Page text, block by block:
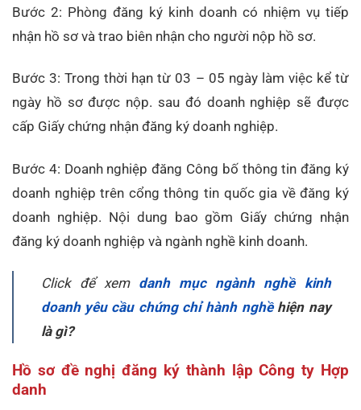
Bước 2: Phòng đăng ký kinh doanh có nhiệm vụ tiếp
nhận hồ sơ và trao biên nhận cho người nộp hồ sơ.
Bước 3: Trong thời hạn từ 03 – 05 ngày làm việc kể từ
ngày hồ sơ được nộp. sau đó doanh nghiệp sẽ được
cấp Giấy chứng nhận đăng ký doanh nghiệp.
Bước 4: Doanh nghiệp đăng Công bố thông tin đăng ký
doanh nghiệp trên cổng thông tin quốc gia về đăng ký
doanh nghiệp. Nội dung bao gồm Giấy chứng nhận
đăng ký doanh nghiệp và ngành nghề kinh doanh.
Click để xem
danh mục ngành nghề kinh
doanh yêu cầu chứng chỉ hành nghềhiện nay
là gì?
Hồ sơ đề nghị đăng ký thành lập Công ty Hợp
danh